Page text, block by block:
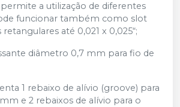
a utilização de diferentes
funcionar também como slot
até 0,021 x 0,025“;
diâmetro 0,7 mm para fio de
1 rebaixo de alívio (groove) para
e 2 rebaixos de alívio para o